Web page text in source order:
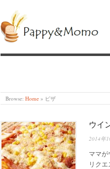
PAPPY&MOMO
Browse: Home » ピザ
ウイ
2014年
ママ
リク